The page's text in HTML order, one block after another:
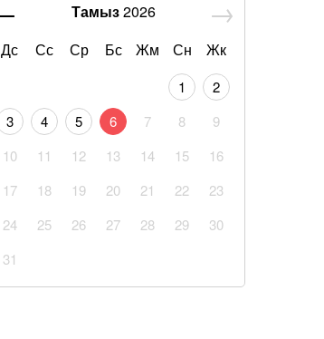
Тамыз2026
Дс
Сс Ср Бс Жм Сн Жк
1
2
3
4 5 6 7 8
9
10
11 12 13 14 15
16
17
18 19 20 21 22
23
24
25 26 27 28 29
30
31